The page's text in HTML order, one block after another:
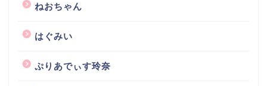
ねおちゃん
はぐみい
ぷりあでぃす玲奈